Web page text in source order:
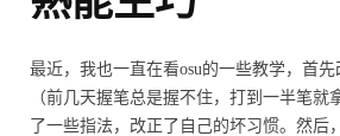
最近，我也一直在看osu的一些教学，首
（前几天握笔总是握不住，打到一半笔就
了一些指法，改正了自己的坏习惯。然后